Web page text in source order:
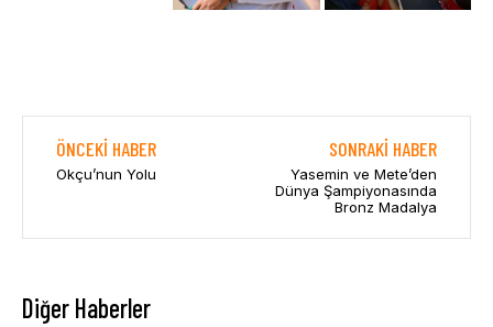
ÖNCEKI HABER
Okçu’nun Yolu
SONRAKI HABER
Yasemin ve Mete’den
Dünya Şampiyonasında
Bronz Madalya
Diğer Haberler